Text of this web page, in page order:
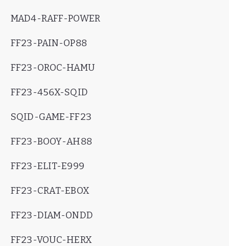
MAD4-RAFF-POWER
FF23-PAIN-OP88
FF23-OROC-HAMU
FF23-456X-SQID
SQID-GAME-FF23
FF23-BOOY-AH88
FF23-ELIT-E999
FF23-CRAT-EBOX
FF23-DIAM-ONDD
FF23-VOUC-HERX